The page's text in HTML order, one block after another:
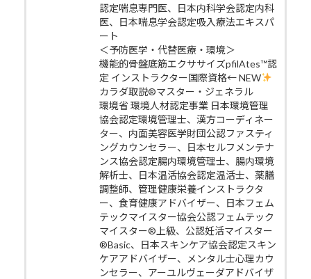
認定喘息専門医、日本内科学会認定内科
医、日本喘息学会認定吸入療法エキスパ
ート
＜予防医学・代替医療・環境＞
機能的骨盤底筋エクササイズpfilAtes™認
定 インストラクター国際資格← NEW
カラダ取説®マスター・ジェネラル
環境省 環境人材認定事業 日本環境管理
協会認定環境管理士、漢方コーディネー
ター、内面美容医学財団公認ファスティ
ングカウンセラー、日本セルフメンテナ
ンス協会認定腸内環境管理士、腸内環境
解析士、日本温活協会認定温活士、薬膳
調整師、管理健康栄養インストラクタ
ー、食育健康アドバイザー、日本フェム
テックマイスター協会公認フェムテック
マイスター®上級、公認妊活マイスター
®Basic、日本スキンケア協会認定スキン
ケアアドバイザー、メンタル士心理カウ
ンセラー、アーユルヴェーダアドバイザ